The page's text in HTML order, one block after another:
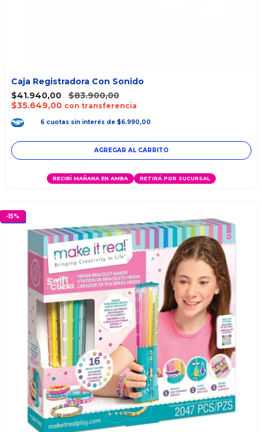
Caja Registradora Con Sonido
$41.940,00
$83.900,00
$35.649,00 con transferencia
6 cuotas sin interés de $6.990,00
RECIBÍ MAÑANA EN AMBA RETIRÁ POR SUCURSAL
-15%